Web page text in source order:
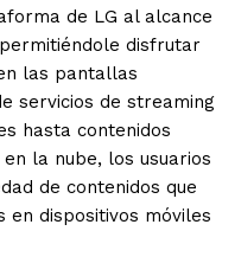
de LG al alcance
disfrutar
las pantallas
servicios de streaming
hasta contenidos
la nube, los usuarios
de contenidos que
en dispositivos móviles